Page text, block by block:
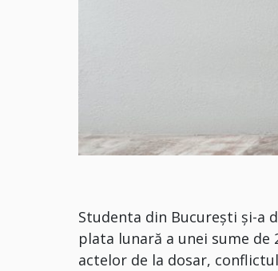
Studenta din București și-a
plata lunară a unei sume de
actelor de la dosar,